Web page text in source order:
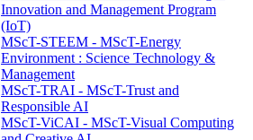
Innovation and Management Program
(IoT)
MScT-STEEM - MScT-Energy
Environment : Science Technology &
Management
MScT-TRAI - MScT-Trust and
Responsible AI
MScT-ViCAI - MScT-Visual Computing